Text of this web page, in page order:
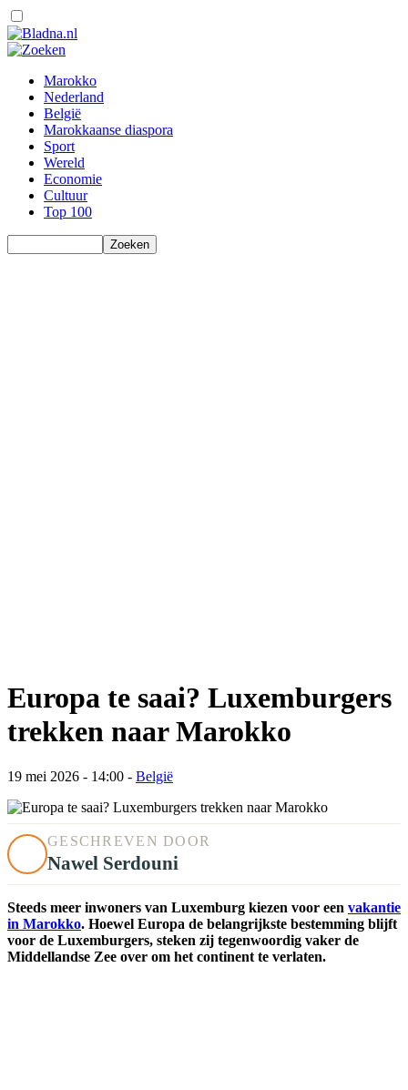
Marokko
Nederland
België
Marokkaanse diaspora
Sport
Wereld
Economie
Cultuur
Top 100
Europa te saai? Luxemburgers
trekken naar Marokko
19 mei 2026 - 14:00 - België
GESCHREVEN DOOR
Nawel Serdouni
Steeds meer inwoners van Luxemburg kiezen voor een vakantie
in Marokko. Hoewel Europa de belangrijkste bestemming blijft
voor de Luxemburgers, steken zij tegenwoordig vaker de
Middellandse Zee over om het continent te verlaten.